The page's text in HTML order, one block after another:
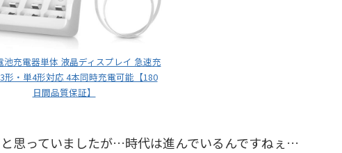
池充電器単体 液晶ディスプレイ 急速充
形・単4形対応 4本同時充電可能【180
日間品質保証】
思っていましたが…時代は進んでいるんですねぇ…